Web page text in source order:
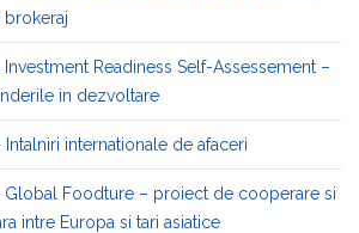
brokeraj
Readiness Self-Assessement –
in dezvoltare
internationale de afaceri
Foodture – proiect de cooperare si
intre Europa si tari asiatice